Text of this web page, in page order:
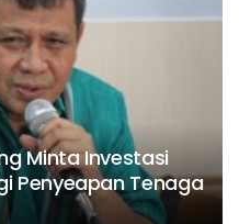
Minta Investasi
Penyeapan Tenaga